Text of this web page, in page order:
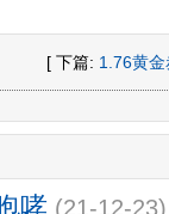
[ 下篇: 1.76黄
哮 (21-12-23)